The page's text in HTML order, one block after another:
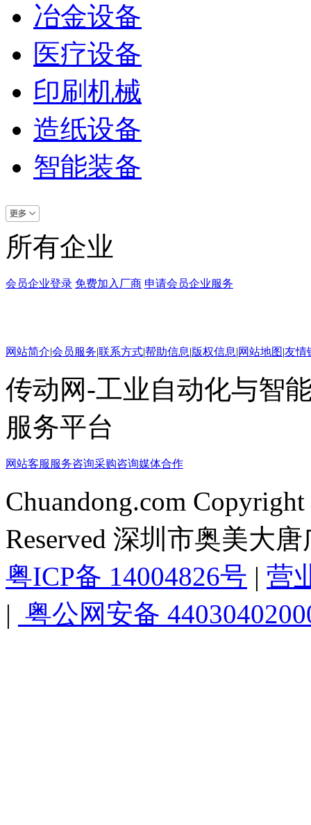
冶金设备
医疗设备
印刷机械
造纸设备
智能装备
所有企业
会员企业登录 免费加入厂商 申请会员企业服务
网站简介|会员服务|联系方式|帮助信息|版权信息|网站地图|友情
传动网-工业自动化与智
服务平台
网站客服 服务咨询采购咨询媒体合作
Chuandong.com
Reserved 深圳市奥美大
粤ICP备 14004826号 | 营
| 粤公网安备